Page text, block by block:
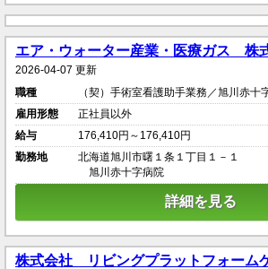
エア・ウォーター産業・医療ガス 株
2026-04-07 更新
職種
（契）手術室看護助手業務／旭川赤十
雇用形態
正社員以外
給与
176,410円～176,410円
勤務地
北海道旭川市曙１条１丁目１－１
旭川赤十字病院
詳細を見る
株式会社 リビングプラットフォーム